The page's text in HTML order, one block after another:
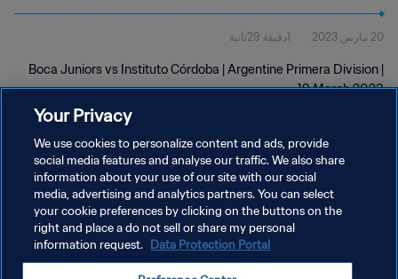
2023
20 مارس 2023 1دقيقة 29ثانية
Boca Juniors vs Instituto Córdoba | Argentine Primera Division |
19 March 2023
سياسة الخصوصية
Your Privacy
We use cookies to personalize content and ads, provide
social media features and analyse our traffic. We also share
information about your use of our site with our social
media, advertising and analytics partners. You can select
your cookie preferences by clicking on the buttons on the
right and place a do not sell or share my personal
information request. Data Protection Portal